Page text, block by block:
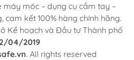
máy móc – dụng cụ cầm tay –
kết 100% hàng chính hãng.
Kế hoạch và Đầu tư Thành phố
04/2019
. All rights reserved